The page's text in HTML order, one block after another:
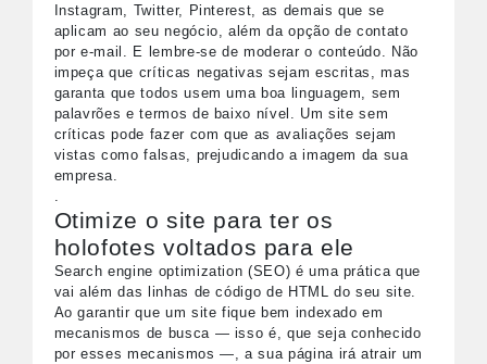
Instagram, Twitter, Pinterest, as demais que se
aplicam ao seu negócio, além da opção de contato
por e-mail. E lembre-se de moderar o conteúdo. Não
impeça que críticas negativas sejam escritas, mas
garanta que todos usem uma boa linguagem, sem
palavrões e termos de baixo nível. Um site sem
críticas pode fazer com que as avaliações sejam
vistas como falsas, prejudicando a imagem da sua
empresa.
.
Otimize o site para ter os
holofotes voltados para ele
Search engine optimization (SEO) é uma prática que
vai além das linhas de código de HTML do seu site.
Ao garantir que um site fique bem indexado em
mecanismos de busca — isso é, que seja conhecido
por esses mecanismos —, a sua página irá atrair um